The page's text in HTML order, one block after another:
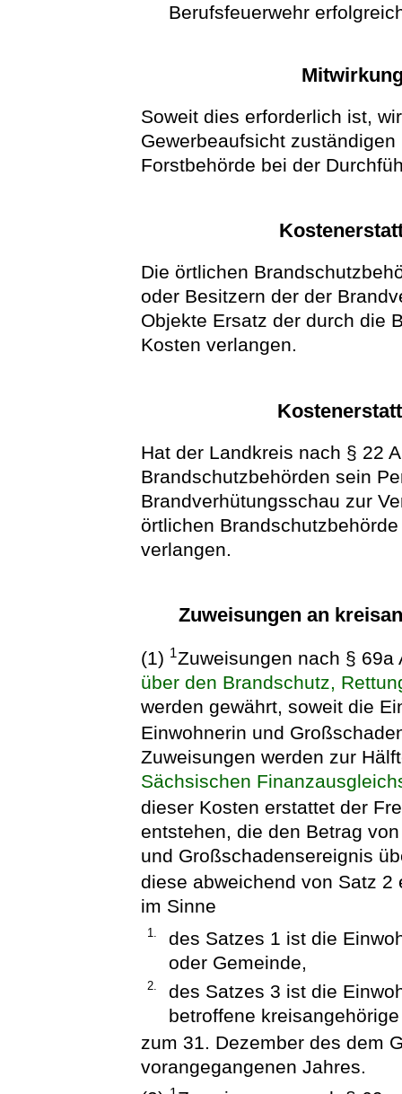
Berufsfeuerwehr
Soweit dies erforderlich ist,
Gewerbeaufsicht
Forstbehörde bei der
Die örtlichen
oder Besitzern der der
Objekte Ersatz der durch die
Kosten verlangen.
Hat der Landkreis nach § 22
Brandschutzbehörden sein
Brandverhütungsschau zur
örtlichen
verlangen.
Zuweisungen an
(1) 1Zuweisungen nach §
über den Brandschutz,
werden gewährt, soweit die
Einwohnerin und
Zuweisungen werden zur
Sächsischen
dieser Kosten erstattet der
entstehen, die den Betrag
und Großschadensereignis
diese abweichend von Satz
im Sinne
1.
des Satzes 1 ist die
oder Gemeinde,
2.
des Satzes 3 ist die
betroffene
zum 31. Dezember des dem
vorangegangenen Jahres.